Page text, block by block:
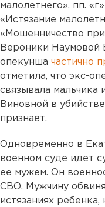
малолетнего», пп.
«Истязание
«Мошенничество
Вероники Наумовой
опекунша частично
отметила, что экс-
связывала мальчика
Виновной в
признает.
Одновременно в
военном суде идет
ее мужем. Он
СВО. Мужчину
истязаниях ребенка,